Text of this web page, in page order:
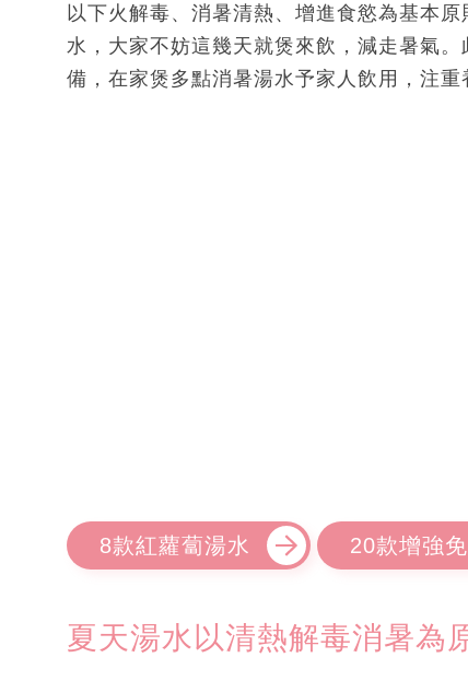
以下火解毒、消暑清熱、增進食慾為基本
水，大家不妨這幾天就煲來飲，減走暑氣
備，在家煲多點消暑湯水予家人飲用，注重
8款紅蘿蔔湯水 20款增強
夏天湯水以清熱解毒消暑為